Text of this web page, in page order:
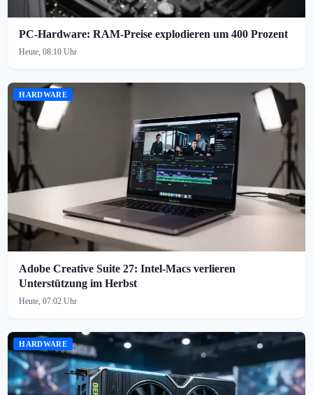
PC-Hardware: RAM-Preise explodieren um 400 Prozent
Heute, 08:10 Uhr
HARDWARE
Adobe Creative Suite 27: Intel-Macs verlieren
Unterstützung im Herbst
Heute, 07:02 Uhr
HARDWARE